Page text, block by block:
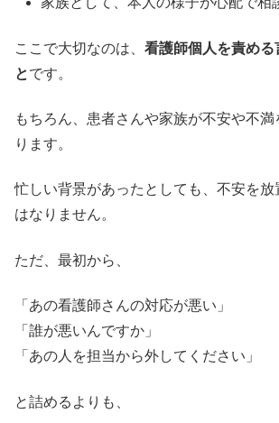
ここで大切なのは、 看護師個人を責める
とです。
もちろん、患者さんや家族が不安や不
ります。
忙しい背景があったとしても、不安を放
はなりません。
ただ、最初から、
「あの看護師さんの対応が悪い」
「誰が悪いんですか」
「あの人を担当から外してください」
と詰めるよりも、